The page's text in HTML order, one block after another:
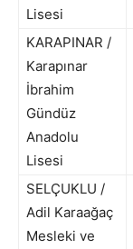
Lisesi
KARAPINAR /
Karapınar
İbrahim
Gündüz
Anadolu
Lisesi
SELÇUKLU /
Adil Karaağaç
Mesleki ve